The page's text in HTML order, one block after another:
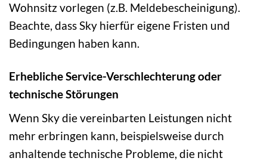
Wohnsitz vorlegen (z.B. Meldebescheinigung).
Beachte, dass Sky hierfür eigene Fristen und
Bedingungen haben kann.
Erhebliche Service-Verschlechterung oder
technische Störungen
Wenn Sky die vereinbarten Leistungen nicht
mehr erbringen kann, beispielsweise durch
anhaltende technische Probleme, die nicht